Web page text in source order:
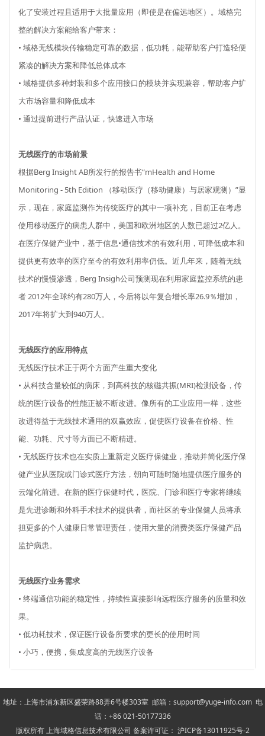
化了安装过程且适用于大批量应用（即使是在偏远地区）。域格完
整的解决方案能给客户带来：
• 域格无线模块传输稳定可靠的数据，低功耗，能帮助客户打造轻便
紧凑的解决方案和降低总体成本
• 域格提供多种封装和多个应用接口的模块并实现兼容，帮助客户扩
大市场容量和降低成本
• 通过提前进行产品认证，快速进入市场
无线医疗的市场前景
根据Berg Insight AB所发行的报告书“mHealth and Home
Monitoring - 5th Edition （移动医疗（移动健康）与居家观测）”显
示，现在，家庭监测作为传统医疗的其中一项补充，目前正在考虑
使用移动医疗的病患人群中，美国和欧洲地区的人数已超过2亿人。
在医疗保健产业中，基于信息•通信技术的有效利用，可降低成本和
提供更有效率的医疗至今的有效利用率仍低。近几年来，随着无线
技术的慢慢渗透，Berg Insigh公司预测现在利用家庭监控系统的患
者 2012年全球约有280万人，今后将以年复合增长率26.9％增加，
2017年将扩大到940万人。
无线医疗的应用特点
无线医疗技术正于两个方面产生重大变化
• 从科技含量较低的病床，到高科技的核磁共振(MRI)检测设备，传
统的医疗设备的性能正被不断改进。像所有的工业应用一样，这些
改进得益于无线技术通用的双赢效应，促使医疗设备在价格、性
能、功耗、尺寸等方面已不断精进。
• 无线医疗技术也在实质上重新定义医疗保健业，推动并简化医疗保
健产业从医院或门诊式医疗方法，朝向可随时随地提供医疗服务的
云端化前进。在新的医疗保健时代，医院、门诊和医疗专家将继续
是先进诊断和外科手术技术的提供者，而社区的专业保健人员将承
担更多的个人健康日常管理责任，使用大量的消费类医疗保健产品
监护病患。
无线医疗业务需求
• 终端通信功能的稳定性，持续性直接影响远程医疗服务的质量和效
果。
• 低功耗技术，保证医疗设备所要求的更长的使用时间
• 小巧，便携，集成度高的无线医疗设备
地址：上海市浦东新区盛荣路88弄6号楼303室 邮箱：support@yuge-info.com 电
话：+86 021-50177336
版权所有 上海域格信息技术有限公司 备案许可证： 沪ICP备13011925号-2